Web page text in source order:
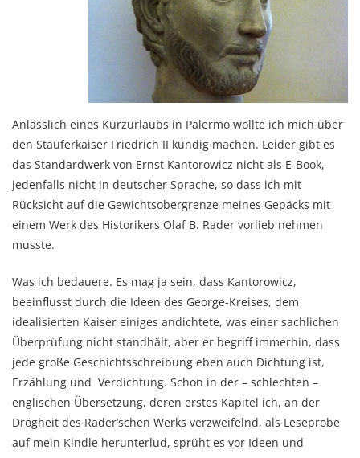
Anlässlich eines Kurzurlaubs in Palermo wollte ich mich über
den Stauferkaiser Friedrich II kundig machen. Leider gibt es
das Standardwerk von Ernst Kantorowicz nicht als E-Book,
jedenfalls nicht in deutscher Sprache, so dass ich mit
Rücksicht auf die Gewichtsobergrenze meines Gepäcks mit
einem Werk des Historikers Olaf B. Rader vorlieb nehmen
musste.
Was ich bedauere. Es mag ja sein, dass Kantorowicz,
beeinflusst durch die Ideen des George-Kreises, dem
idealisierten Kaiser einiges andichtete, was einer sachlichen
Überprüfung nicht standhält, aber er begriff immerhin, dass
jede große Geschichtsschreibung eben auch Dichtung ist,
Erzählung und Verdichtung. Schon in der – schlechten –
englischen Übersetzung, deren erstes Kapitel ich, an der
Drögheit des Rader’schen Werks verzweifelnd, als Leseprobe
auf mein Kindle herunterlud, sprüht es vor Ideen und